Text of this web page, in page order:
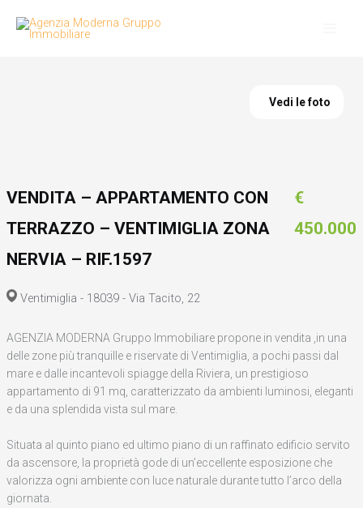
Vedi le foto
VENDITA – APPARTAMENTO CON
TERRAZZO – VENTIMIGLIA ZONA
NERVIA – RIF.1597
€
450.000
Ventimiglia - 18039 - Via Tacito, 22
AGENZIA MODERNA Gruppo Immobiliare propone in vendita ,in una
delle zone più tranquille e riservate di Ventimiglia, a pochi passi dal
mare e dalle incantevoli spiagge della Riviera, un prestigioso
appartamento di 91 mq, caratterizzato da ambienti luminosi, eleganti
e da una splendida vista sul mare.
Situata al quinto piano ed ultimo piano di un raffinato edificio servito
da ascensore, la proprietà gode di un’eccellente esposizione che
valorizza ogni ambiente con luce naturale durante tutto l’arco della
giornata.